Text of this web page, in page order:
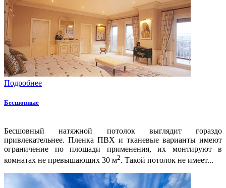
Подробнее
Бесшовные
Бесшовный натяжной потолок выглядит гораздо
привлекательнее. Пленка ПВХ и тканевые варианты имеют
ограничение по площади применения, их монтируют в
комнатах не превышающих 30 м2. Такой потолок не имеет...